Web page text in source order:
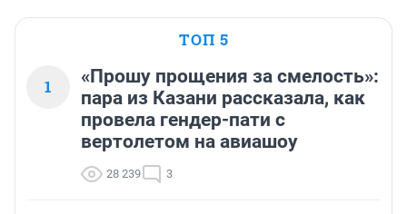
недобросовестного поведения учителя. В том числе и
в тех ситуациях, когда руководство школы не
реагирует на обращения родителей.
А он недоговорил, к сожалению, и поэтому
создалось впечатление (думаю, ложное), что он хочет
скрыть эти проблемы.
Друзья, в случае неадекватного поведения учителя
обращайтесь к директору, если нет реакции - в РОНО.
ТОП 5
1
«Прошу прощения за смелость»:
пара из Казани рассказала, как
провела гендер-пати с
вертолетом на авиашоу
28 239 3